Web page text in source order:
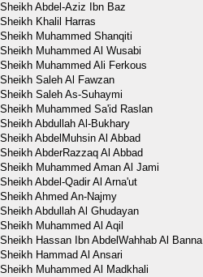
Sheikh Abdel-Aziz Ibn Baz
Sheikh Khalil Harras
Sheikh Muhammed Shanqiti
Sheikh Muhammed Al Wusabi
Sheikh Muhammed Ali Ferkous
Sheikh Saleh Al Fawzan
Sheikh Saleh As-Suhaymi
Sheikh Muhammed Sa'id Raslan
Sheikh Abdullah Al-Bukhary
Sheikh AbdelMuhsin Al Abbad
Sheikh AbderRazzaq Al Abbad
Sheikh Muhammed Aman Al Jami
Sheikh Abdel-Qadir Al Arna'ut
Sheikh Ahmed An-Najmy
Sheikh Abdullah Al Ghudayan
Sheikh Muhammed Al Aqil
Sheikh Hassan Ibn AbdelWahhab Al Banna
Sheikh Hammad Al Ansari
Sheikh Muhammed Al Madkhali